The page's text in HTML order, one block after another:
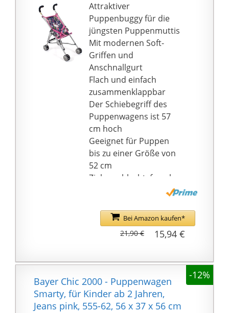
Attraktiver
Puppenbuggy für die
jüngsten Puppenmuttis
Mit modernen Soft-
Griffen und
Anschnallgurt
Flach und einfach
zusammenklappbar
Der Schiebegriff des
Puppenwagens ist 57
cm hoch
Geeignet für Puppen
bis zu einer Größe von
52 cm
Ziel geschlecht: female
Bei Amazon kaufen*
15,94 €
21,90 €
-12%
Bayer Chic 2000 - Puppenwagen
Smarty, für Kinder ab 2 Jahren,
Jeans pink, 555-62, 56 x 37 x 56 cm